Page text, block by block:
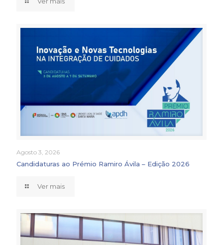
Agosto 3, 2026
Candidaturas ao Prémio Ramiro Ávila – Edição 2026
Ver mais